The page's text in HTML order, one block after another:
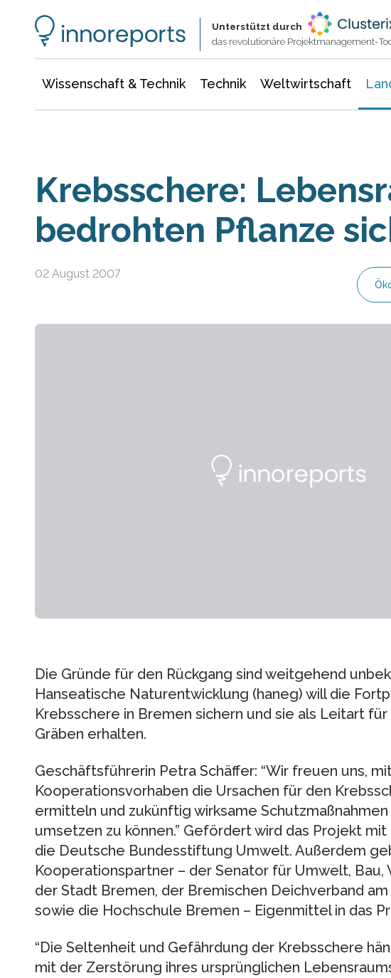
Unterstützt durch
das revolutionäre Projektmanagement-
Wissenschaft & Technik Technik Weltwirtschaft
Krebsschere:
bedrohten Pflanze
02 August 2007
Die Gründe für den Rückgang sind weitgehend
Hanseatische Naturentwicklung (haneg) will die
Krebsschere in Bremen sichern und sie als Leitart
Gräben erhalten.
Geschäftsführerin Petra Schäffer: “Wir freuen uns,
Kooperationsvorhaben die Ursachen für den
ermitteln und zukünftig wirksame
umsetzen zu können.” Gefördert wird das Projekt
die Deutsche Bundesstiftung Umwelt. Außerdem
Kooperationspartner – der Senator für Umwelt, Bau,
der Stadt Bremen, der Bremischen Deichverband
sowie die Hochschule Bremen – Eigenmittel in das
“Die Seltenheit und Gefährdung der Krebsschere
mit der Zerstörung ihres ursprünglichen